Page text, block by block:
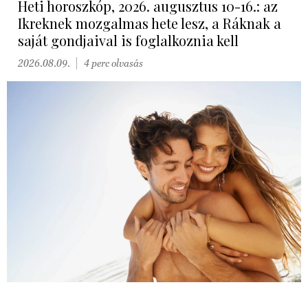
Heti horoszkóp, 2026. augusztus 10-16.: az
Ikreknek mozgalmas hete lesz, a Ráknak a
saját gondjaival is foglalkoznia kell
2026.08.09. 4 perc olvasás